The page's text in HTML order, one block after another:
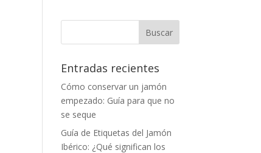
Entradas recientes
Cómo conservar un jamón
empezado: Guía para que no
se seque
Guía de Etiquetas del Jamón
Ibérico: ¿Qué significan los